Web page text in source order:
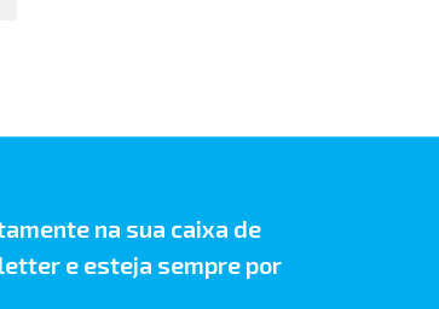
na sua caixa de
e esteja sempre por